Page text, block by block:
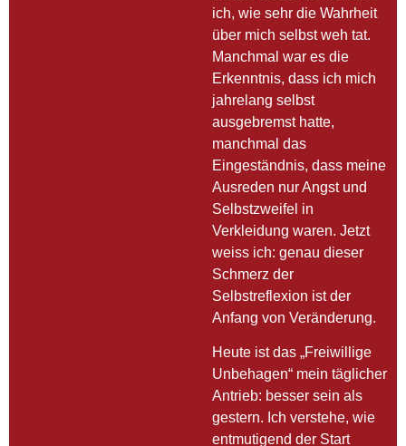
ich, wie sehr die Wahrheit
über mich selbst weh tat.
Manchmal war es die
Erkenntnis, dass ich mich
jahrelang selbst
ausgebremst hatte,
manchmal das
Eingeständnis, dass meine
Ausreden nur Angst und
Selbstzweifel in
Verkleidung waren. Jetzt
weiss ich: genau dieser
Schmerz der
Selbstreflexion ist der
Anfang von Veränderung.
Heute ist das „Freiwillige
Unbehagen“ mein täglicher
Antrieb: besser sein als
gestern. Ich verstehe, wie
entmutigend der Start